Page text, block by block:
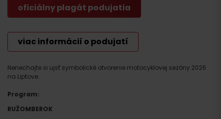
Nenechajte si ujsť symbolické otvorenie motocyklovej sezóny 2026
na Liptove.
Program:
RUŽOMBEROK
oficiálny plagát podujatia
viac informácií o podujatí